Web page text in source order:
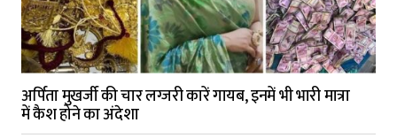
अर्पिता मुखर्जी की चार लग्जरी कारें गायब, इनमें भी भारी मात्रा
में कैश होने का अंदेशा